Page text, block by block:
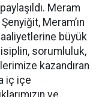
Meram
Meram’ın
büyük
sorumluluk,
kazandıran
iç içe
ve